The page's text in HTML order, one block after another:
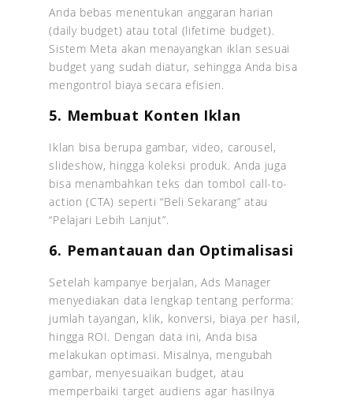
Anda bebas menentukan anggaran harian
(daily budget) atau total (lifetime budget).
Sistem Meta akan menayangkan iklan sesuai
budget yang sudah diatur, sehingga Anda bisa
mengontrol biaya secara efisien.
5. Membuat Konten Iklan
Iklan bisa berupa gambar, video, carousel,
slideshow, hingga koleksi produk. Anda juga
bisa menambahkan teks dan tombol call-to-
action (CTA) seperti “Beli Sekarang” atau
“Pelajari Lebih Lanjut”.
6. Pemantauan dan Optimalisasi
Setelah kampanye berjalan, Ads Manager
menyediakan data lengkap tentang performa:
jumlah tayangan, klik, konversi, biaya per hasil,
hingga ROI. Dengan data ini, Anda bisa
melakukan optimasi. Misalnya, mengubah
gambar, menyesuaikan budget, atau
memperbaiki target audiens agar hasilnya